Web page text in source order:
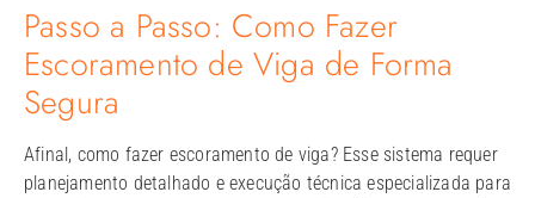
Passo a Passo: Como Fazer
Escoramento de Viga de Forma
Segura
Afinal, como fazer escoramento de viga​? Esse sistema requer
planejamento detalhado e execução técnica especializada para